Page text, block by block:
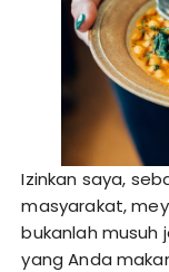
Izinkan saya,
masyarakat,
bukanlah musuh
yang Anda